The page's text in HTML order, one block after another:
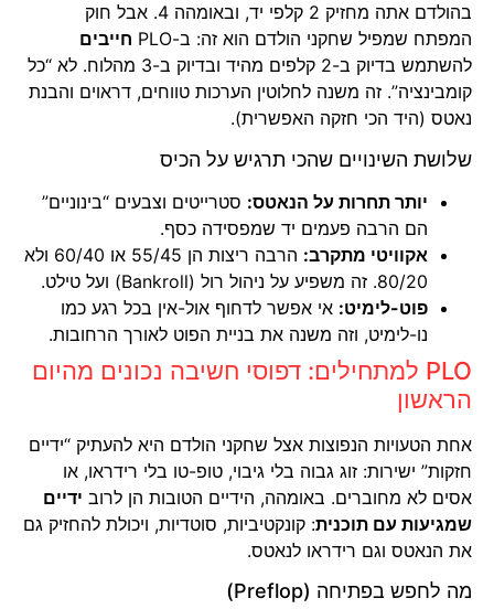
בהולדם אתה מחזיק 2 קלפי יד, ובאומהה 4. אבל חוק
המפתח שמפיל שחקני הולדם הוא זה: ב-PLO
חייבים
להשתמש בדיוק ב-2 קלפים מהיד ובדיוק ב-3 מהלוח. לא “כל
קומבינציה”. זה משנה לחלוטין הערכות טווחים, דראוים והבנת
נאטס (היד הכי חזקה האפשרית).
שלושת השינויים שהכי תרגיש על הכיס
יותר תחרות על הנאטס: סטרייטים וצבעים “בינוניים”
הם הרבה פעמים יד שמפסידה כסף.
אקוויטי מתקרב:
הרבה ריצות הן 55/45 או 60/40 ולא
80/20. זה משפיע על ניהול רול (Bankroll) ועל טילט.
פוט-לימיט: אי אפשר לדחוף אול-אין בכל רגע כמו
נו-לימיט, וזה משנה את בניית הפוט לאורך הרחובות.
PLO למתחילים: דפוסי חשיבה נכונים מהיום
הראשון
אחת הטעויות הנפוצות אצל שחקני הולדם היא להעתיק “ידיים
חזקות” ישירות: זוג גבוה בלי גיבוי, טופ-טו בלי רידראו, או
אסים לא מחוברים. באומהה, הידיים הטובות הן לרוב ידיים
שמגיעות עם תוכנית: קונקטיביות, סוטדיות, ויכולת להחזיק גם
את הנאטס וגם רידראו לנאטס.
מה לחפש בפתיחה (Preflop)